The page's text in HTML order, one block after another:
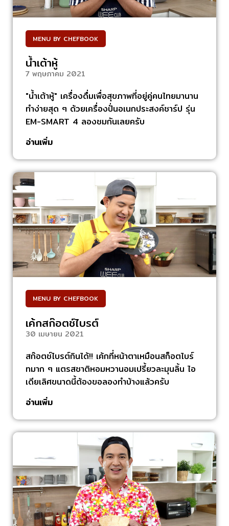
MENU BY CHEFBOOK
น้ำเต้าหู้
7 พฤษภาคม 2021
"น้ำเต้าหู้" เครื่องดื่มเพื่อสุขภาพที่อยู่คู่คนไทยมานาน
ทำง่ายสุด ๆ ด้วยเครื่องปั่นอเนกประสงค์ชาร์ป รุ่น
EM-SMART 4 ลองชมกันเลยครับ
อ่านเพิ่ม
MENU BY CHEFBOOK
เค้กสก๊อตช์ไบรต์
30 เมษายน 2021
สก๊อตช์ไบรต์กินได้!! เค้กที่หน้าตาเหมือนสก็อตไบร์
ทมาก ๆ แตรสชาติหอมหวานอมเปรี้ยวละมุนลิ้น ไอ
เดียเลิศขนาดนี้ต้องขอลองทำบ้างแล้วครับ
อ่านเพิ่ม